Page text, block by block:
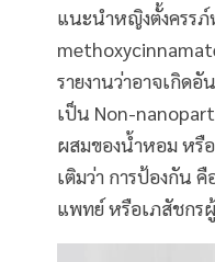
แนะนำหญิงตั้งครรภ์
รายงานว่าอาจเกิด
เป็น Non-
ผสมของน้ำหอม หรื
เติมว่า การป้องกัน
แพทย์ หรือเภสัช